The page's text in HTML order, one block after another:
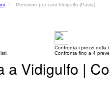
Pensione per cani Vidigulfo (Pavia)
Confronta i prezzi della
Confronta fino a 4
a Vidigulfo |